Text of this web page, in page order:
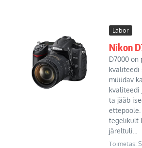
Labor
Nikon
D7000 on
kvaliteedi
müüdav
kvaliteedi
ta jääb
tegelikult
järeltuli...
Toimetas: